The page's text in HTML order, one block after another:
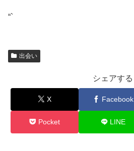
“`
出会い
シェアする
X Facebook
Pocket LINE